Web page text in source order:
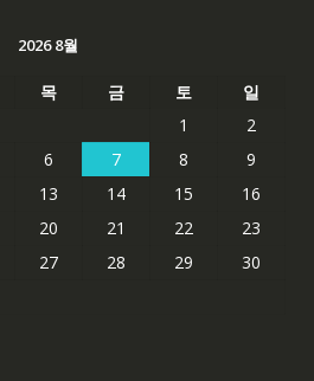
2026 8월
목 금 토
일
1
2
6 7 8
9
13 14 15
16
20 21 22
23
27 28 29
30